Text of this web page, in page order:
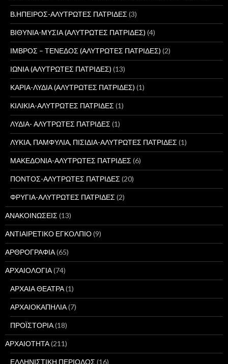
Β.ΗΠΕΙΡΟΣ-ΑΛΥΤΡΩΤΕΣ ΠΑΤΡΙΔΕΣ (3)
ΒΙΘΥΝΙΑ-ΜΥΣΙΑ (ΑΛΥΤΡΩΤΕΣ ΠΑΤΡΙΔΕΣ) (4)
ΙΜΒΡΟΣ – ΤΕΝΕΔΟΣ (ΑΛΥΤΡΩΤΕΣ ΠΑΤΡΙΔΕΣ) (2)
ΙΩΝΙΑ (ΑΛΥΤΡΩΤΕΣ ΠΑΤΡΙΔΕΣ) (13)
ΚΑΡΙΑ-ΛΥΔΙΑ (ΑΛΥΤΡΩΤΕΣ ΠΑΤΡΙΔΕΣ) (1)
ΚΙΛΙΚΙΑ-ΑΛΥΤΡΩΤΕΣ ΠΑΤΡΙΔΕΣ (1)
ΛΥΔΙΑ- ΑΛΥΤΡΩΤΕΣ ΠΑΤΡΙΔΕΣ (1)
ΛΥΚΙΑ, ΠΑΜΦΥΛΙΑ, ΠΙΣΙΔΙΑ-ΑΛΥΤΡΩΤΕΣ ΠΑΤΡΙΔΕΣ (1)
ΜΑΚΕΔΟΝΙΑ-ΑΛΥΤΡΩΤΕΣ ΠΑΤΡΙΔΕΣ (6)
ΠΟΝΤΟΣ-ΑΛΥΤΡΩΤΕΣ ΠΑΤΡΙΔΕΣ (20)
ΦΡΥΓΙΑ-ΑΛΥΤΡΩΤΕΣ ΠΑΤΡΙΔΕΣ (2)
ΑΝΑΚΟΙΝΩΣΕΙΣ (13)
ΑΝΤΙΑΙΡΕΤΙΚΟ ΕΓΚΟΛΠΙΟ(9)
ΑΡΘΡΟΓΡΑΦΙΑ(65)
ΑΡΧΑΙΟΛΟΓΙΑ(74)
ΑΡΧΑΙΑ ΘΕΑΤΡΑ(1)
ΑΡΧΑΙΟΚΑΠΗΛΙΑ(7)
ΠΡΟΪΣΤΟΡΙΑ(18)
ΑΡΧΑΙΟΤΗΤΑ(211)
ΕΛΛΗΝΙΣΤΙΚΗ ΠΕΡΙΟΔΟΣ (16)